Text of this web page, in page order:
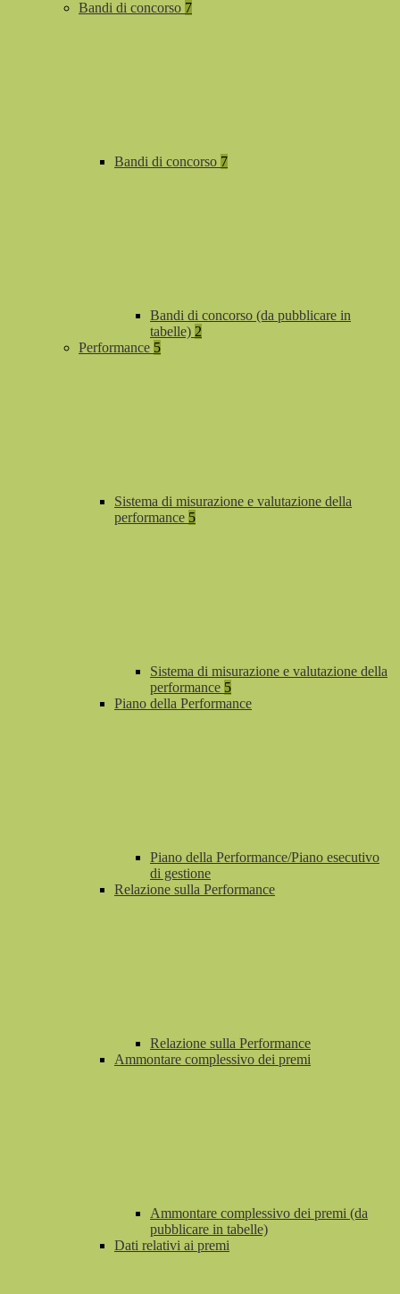
Bandi di concorso 7
Bandi di concorso 7
Bandi di concorso (da pubblicare in
tabelle) 2
Performance 5
Sistema di misurazione e valutazione della
performance 5
Sistema di misurazione e valutazione della
performance 5
Piano della Performance
Piano della Performance/Piano esecutivo
di gestione
Relazione sulla Performance
Relazione sulla Performance
Ammontare complessivo dei premi
Ammontare complessivo dei premi (da
pubblicare in tabelle)
Dati relativi ai premi